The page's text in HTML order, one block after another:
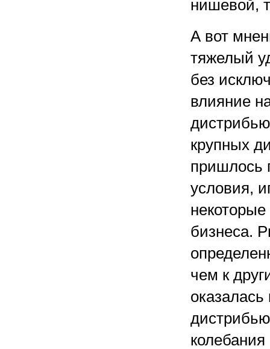
нишевой,
А вот
тяжелый
без
влияние
крупных
пришлось
условия,
бизнеса.
чем к
оказалась